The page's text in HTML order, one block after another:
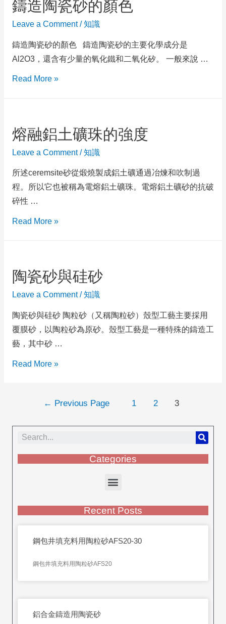
鑄造陶瓷砂的顏色
Leave a Comment /知識
鑄造陶瓷砂的顏色 鑄造陶瓷砂的主要化學成分是
Al2O3，還含有少量的氧化鐵和二氧化矽。 一般來說 …
Read More »
熔融鋁土礦珠的強度
Leave a Comment /知識
所述ceremsite砂從煅燒製成鋁土礦通過冶煉和吹制過
程。所以它也被稱為電熔鋁土礦珠。電熔鋁土礦砂的抗破
碎性 …
Read More »
陶瓷砂與硅砂
Leave a Comment /知識
陶瓷砂與硅砂 陶粒砂（又稱陶粒砂）殼型工藝主要採用
覆膜砂，以陶粒砂為原砂。殼型工藝是一種特殊的鑄造工
藝，其中砂 …
Read More »
← Previous Page 1 2 3
Categories
Recent Posts
鋼包井填充料用陶粒砂AFS20-30
鋼包井填充料用陶粒砂AFS20
鋁合金鑄造用陶瓷砂